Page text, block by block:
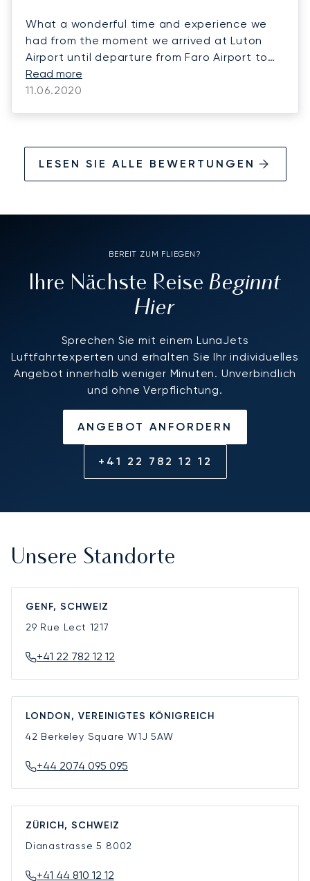
What a wonderful time and experience we
had from the moment we arrived at Luton
Airport until departure from Faro Airport to
our destination near Lagos. Everything was
amazing The service, the delicious food, and
Read more
11.06.2020
LESEN SIE ALLE BEWERTUNGEN
BEREIT ZUM FLIEGEN?
Ihre Nächste ReiseBeginnt
Hier
Sprechen Sie mit einem LunaJets
Luftfahrtexperten und erhalten Sie Ihr individuelles
Angebot innerhalb weniger Minuten. Unverbindlich
und ohne Verpflichtung.
ANGEBOT ANFORDERN
+41 22 782 12 12
Unsere Standorte
GENF, SCHWEIZ
29 Rue Lect 1217
+41 22 782 12 12
LONDON, VEREINIGTES KÖNIGREICH
42 Berkeley SquareW1J 5AW
+44 2074 095 095
ZÜRICH, SCHWEIZ
Dianastrasse 5 8002
+41 44 810 12 12